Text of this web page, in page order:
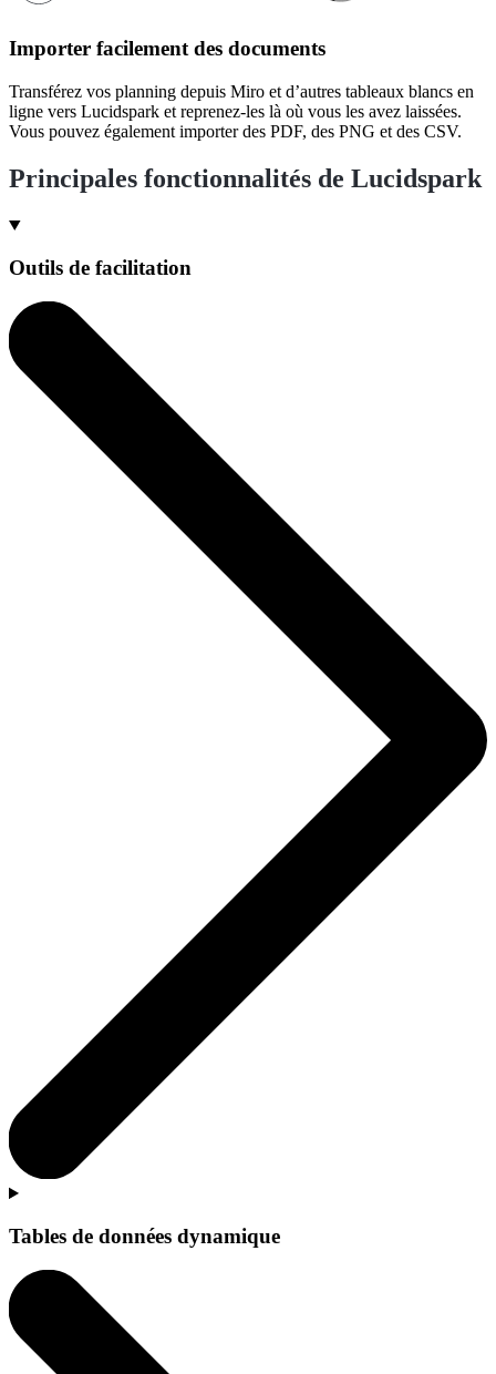
Importer facilement des documents
Transférez vos planning depuis Miro et d’autres tableaux blancs en
ligne vers Lucidspark et reprenez-les là où vous les avez laissées.
Vous pouvez également importer des PDF, des PNG et des CSV.
Principales fonctionnalités de Lucidspark
Outils de facilitation
Tables de données dynamique